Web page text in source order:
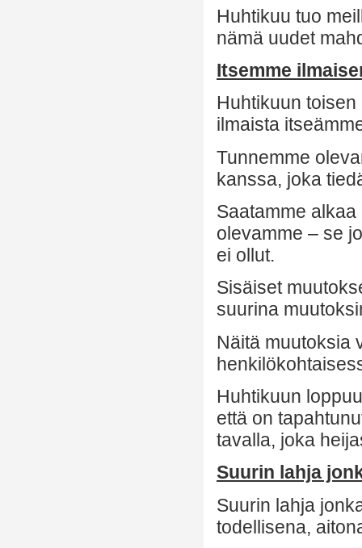
Huhtikuu tuo
nämä uudet
Itsemme
Huhtikuun
ilmaista
Tunnemme
kanssa, joka
Saatamme
olevamme – se
ei ollut.
Sisäiset
suurina
Näitä muutoksia
Huhtikuun
että on
tavalla, joka
Suurin lahja
Suurin lahja
todellisena,